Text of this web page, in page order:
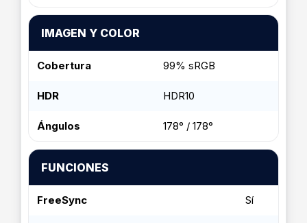
IMAGEN Y COLOR
Cobertura 99% sRGB
HDR HDR10
Ángulos 178° / 178°
FUNCIONES
FreeSync Sí